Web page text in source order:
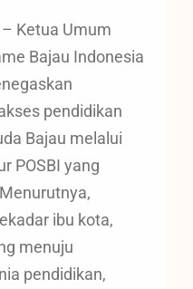
Ketua Umum
Bajau Indonesia
pendidikan
Bajau melalui
POSBI yang
ibu kota,
menuju
pendidikan,